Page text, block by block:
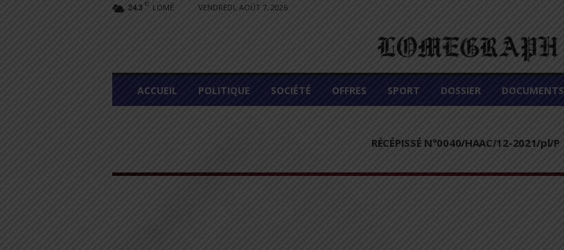
24.3 C LOMÉ VENDREDI, AOÛT 7, 2026
L
M
ACCUEIL POLITIQUE SOCIÉTÉ OFFRES SPORT DOSSIER DOCUMENTS
RÉCÉPISSÉ N°0040/HAAC/12-2021/pl/P